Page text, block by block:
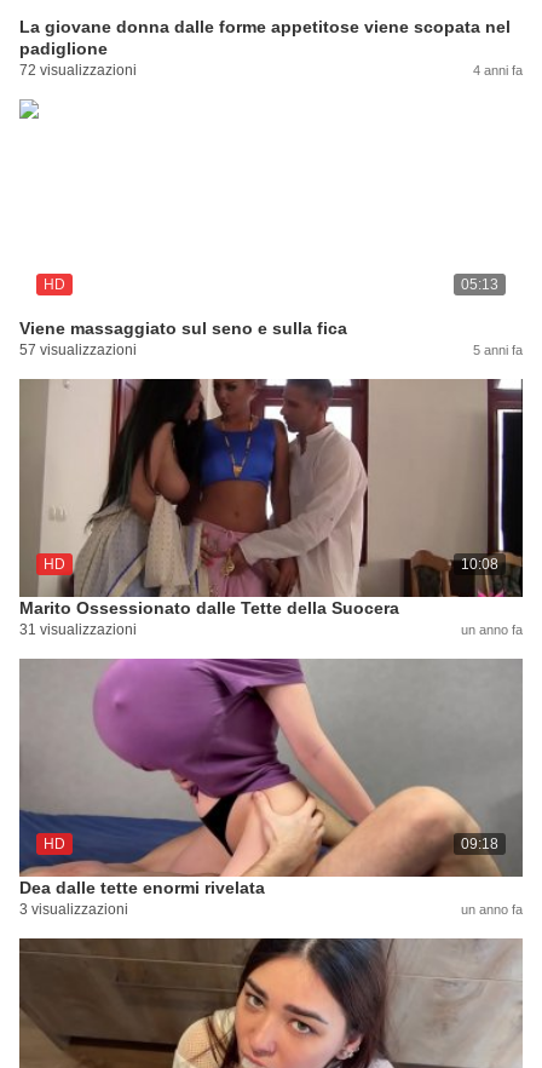
La giovane donna dalle forme appetitose viene scopata nel
padiglione
72 visualizzazioni 4 anni fa
HD 05:13
Viene massaggiato sul seno e sulla fica
57 visualizzazioni 5 anni fa
HD 10:08
Marito Ossessionato dalle Tette della Suocera
31 visualizzazioni un anno fa
HD 09:18
Dea dalle tette enormi rivelata
3 visualizzazioni un anno fa